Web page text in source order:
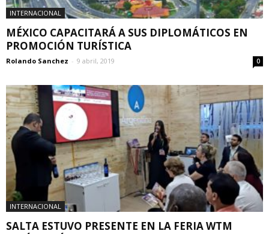
INTERNACIONAL
MÉXICO CAPACITARÁ A SUS DIPLOMÁTICOS EN
PROMOCIÓN TURÍSTICA
Rolando Sanchez - 9 abril, 2019 0
INTERNACIONAL
SALTA ESTUVO PRESENTE EN LA FERIA WTM